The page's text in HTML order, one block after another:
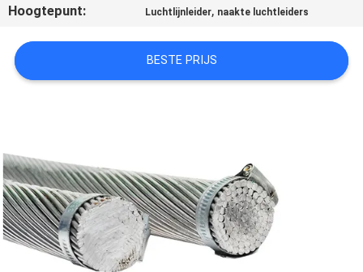
NIEUWS
VRAAG
EEN
OFFERTE
AAN
Hoogtepunt: Luchtlijnleider, naakte luchtleiders
BESTE PRIJS